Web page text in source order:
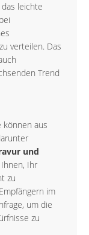
leichte
verteilen. Das
Trend
können aus
und
Ihr
zu
im
um die
zu